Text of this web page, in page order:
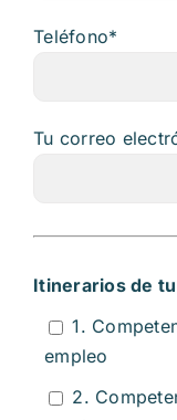
Teléfono*
Tu correo
Itinerarios de
1.
empleo
2.